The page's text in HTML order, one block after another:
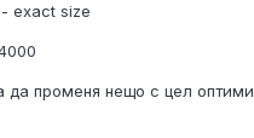
exact size
променя нещо с цел